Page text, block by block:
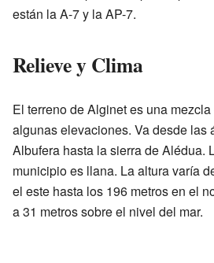
están la A-7 y la AP-7.
Relieve y Clima
El terreno de Alginet es una
algunas elevaciones. Va desde las
Albufera hasta la sierra de Alédua.
municipio es llana. La altura varía
el este hasta los 196 metros en el
a 31 metros sobre el nivel del mar.